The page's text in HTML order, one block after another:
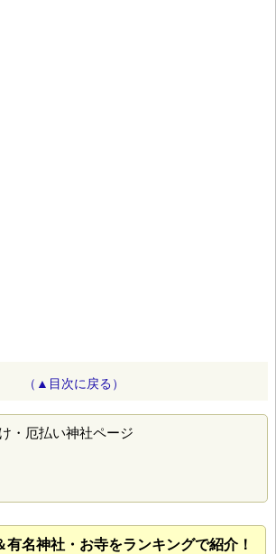
（▲目次に戻る）
・厄払い神社ページ
有名神社・お寺をランキングで紹介！